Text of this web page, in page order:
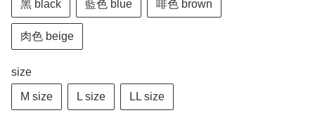
黑 black 藍色 blue 啡色 brown
肉色 beige
size
M size L size LL size